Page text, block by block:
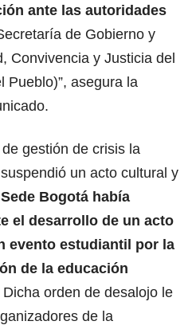
ante las autoridades
de Gobierno y
Convivencia y Justicia del
Pueblo)”, asegura la
gestión de crisis la
un acto cultural y
Bogotá había
el desarrollo de un acto
evento estudiantil por la
de la educación
Dicha orden de desalojo le
de la